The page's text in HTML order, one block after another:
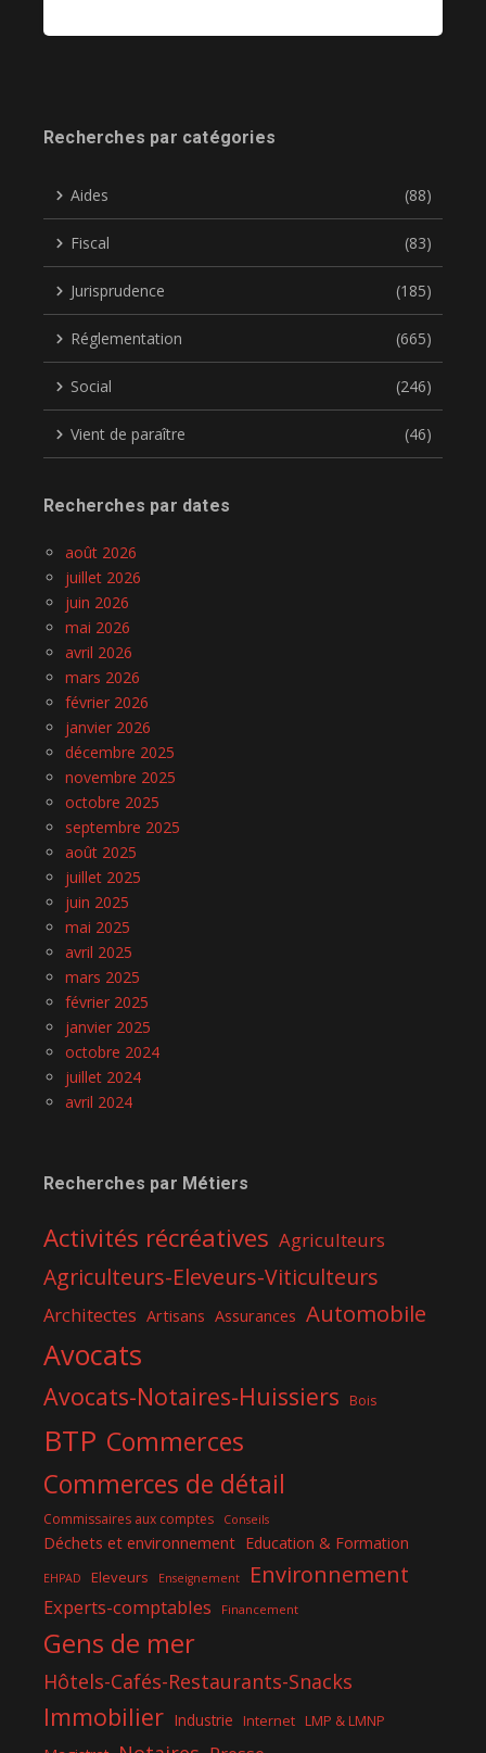
Recherches par catégories
Aides (88)
Fiscal (83)
Jurisprudence (185)
Réglementation (665)
Social (246)
Vient de paraître (46)
Recherches par dates
août 2026
juillet 2026
juin 2026
mai 2026
avril 2026
mars 2026
février 2026
janvier 2026
décembre 2025
novembre 2025
octobre 2025
septembre 2025
août 2025
juillet 2025
juin 2025
mai 2025
avril 2025
mars 2025
février 2025
janvier 2025
octobre 2024
juillet 2024
avril 2024
Recherches par Métiers
Activités récréatives Agriculteurs
Agriculteurs-Eleveurs-Viticulteurs
Architectes Artisans Assurances Automobile
Avocats
Avocats-Notaires-Huissiers Bois
BTP Commerces
Commerces de détail
Commissaires aux comptes Conseils
Déchets et environnement Education & Formation
EHPAD Eleveurs Enseignement Environnement
Experts-comptables Financement
Gens de mer
Hôtels-Cafés-Restaurants-Snacks
Immobilier Industrie Internet LMP & LMNP